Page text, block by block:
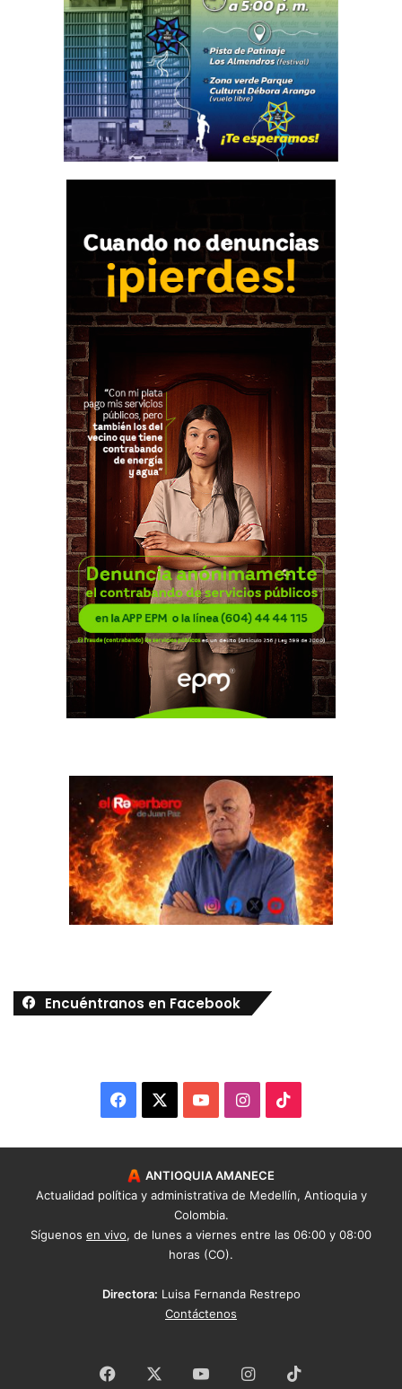
Encuéntranos en Facebook
Facebook YouTubeInstagram
ANTIOQUIA AMANECE
Actualidad política y administrativa de Medellín, Antioquia y
Colombia.
Síguenos en vivo, de lunes a viernes entre las 06:00 y 08:00
horas (CO).
Directora: Luisa Fernanda Restrepo
Contáctenos
Facebook YouTubeInstagram